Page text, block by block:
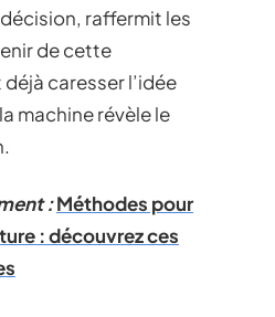
raffermit les
de cette
caresser l’idée
machine révèle le
:Méthodes pour
: découvrez ces